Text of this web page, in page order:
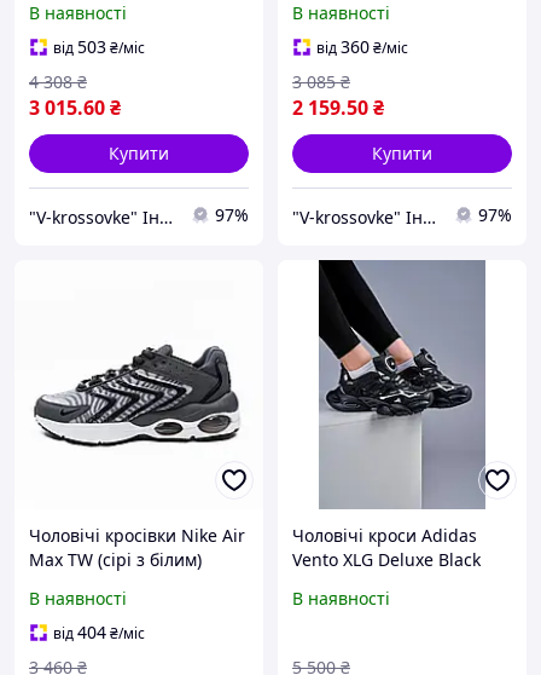
кросівки OS0072 Асікс
vkross
В наявності
від503₴/міс
3 015.60₴
4 308 ₴
Купити
"V-krossovke" Інтернет-Магазин 97%
В наявності
від360₴/міс
2 159.50₴
3 085 ₴
Купити
"V-krossovke" Інтернет-Магазин 97%
Чоловічі кросівки Nike Air
Max TW (сірі з білим)
2759 Найк vkross
В наявності
від404₴/міс
3 460 ₴
Чоловічі кроси Adidas
Vento XLG Deluxe Black
весна літо стильні
В наявності
5 500 ₴